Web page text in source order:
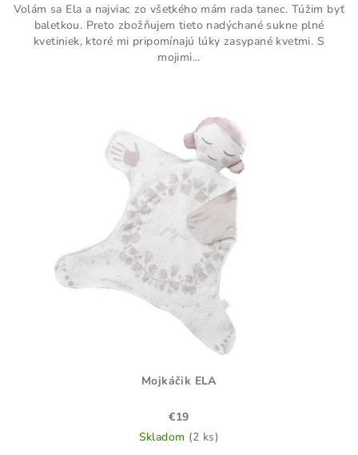
Volám sa Ela a najviac zo všetkého mám rada tanec. Túžim byť
baletkou. Preto zbožňujem tieto nadýchané sukne plné
kvetiniek, ktoré mi pripomínajú lúky zasypané kvetmi. S
mojimi...
Mojkáčik ELA
€19
Skladom (2 ks)